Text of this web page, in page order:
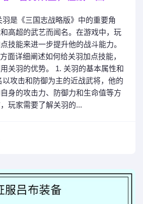
是《三国志战略版》中的重要角
高超的武艺而闻名。在游戏中，玩
技能来进一步提升他的战斗能力。
面详细阐述如何给关羽加点技能，
关羽的优势。 1. 关羽的基本属性和
攻击和防御为主的近战武将，他的
身的攻击力、防御力和生命值等方
玩家需要了解关羽的...